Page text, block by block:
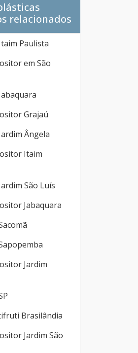
relacionados
Paulista
em São
Grajaú
Ângela
Itaim
São Luís
Jabaquara
Jardim
Brasilândia
Jardim São